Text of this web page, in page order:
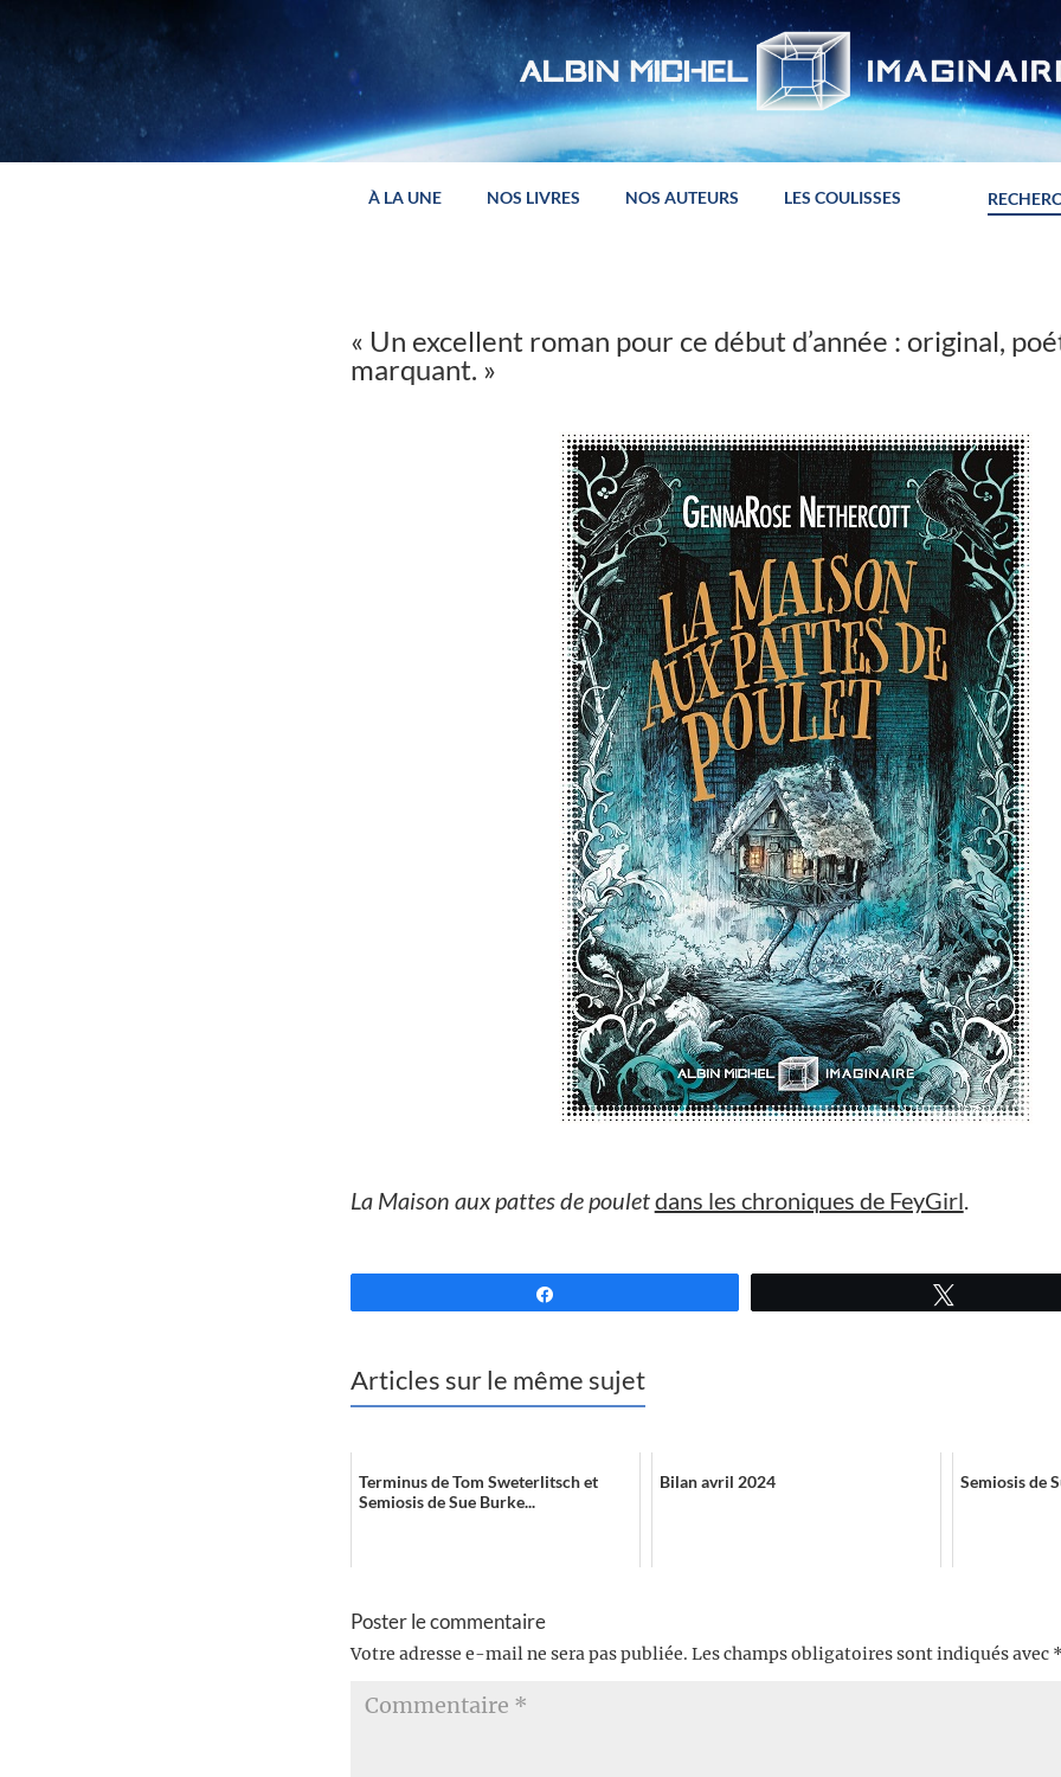
À LA UNE NOS LIVRES NOS AUTEURS LES COULISSES
« Un excellent roman pour ce début d’année : original,
marquant. »
La Maison aux pattes de pouletdans les chroniques de FeyGirl.
Articles sur le même sujet
Terminus de Tom Sweterlitsch et
Semiosis de Sue Burke...
Bilan avril 2024 Semiosis de
Poster le commentaire
Votre adresse e-mail ne sera pas publiée. Les champs obligatoires sont indiqués avec